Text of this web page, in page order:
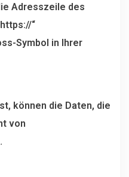
Adresszeile des
“
Symbol in Ihrer
können die Daten, die
von